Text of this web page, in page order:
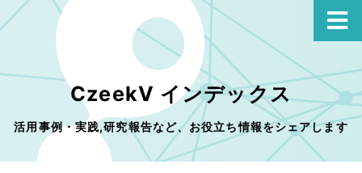
CzeekV インデックス
活用事例・実践,研究報告など、お役立ち情報をシェアします